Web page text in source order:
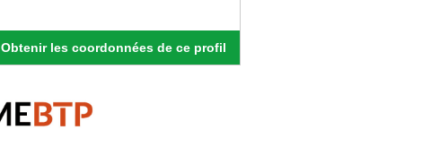
Obtenir les coordonnées de ce profil